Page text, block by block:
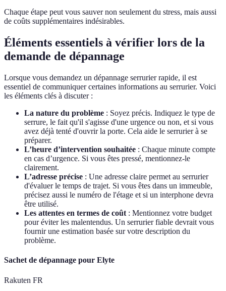
Chaque étape peut vous sauver non seulement du stress, mais aussi
de coûts supplémentaires indésirables.
Éléments essentiels à vérifier lors de la
demande de dépannage
Lorsque vous demandez un dépannage serrurier rapide, il est
essentiel de communiquer certaines informations au serrurier. Voici
les éléments clés à discuter :
La nature du problème : Soyez précis. Indiquez le type de
serrure, le fait qu'il s'agisse d'une urgence ou non, et si vous
avez déjà tenté d'ouvrir la porte. Cela aide le serrurier à se
préparer.
L’heure d’intervention souhaitée : Chaque minute compte
en cas d’urgence. Si vous êtes pressé, mentionnez-le
clairement.
L’adresse précise : Une adresse claire permet au serrurier
d'évaluer le temps de trajet. Si vous êtes dans un immeuble,
précisez aussi le numéro de l'étage et si un interphone devra
être utilisé.
Les attentes en termes de coût : Mentionnez votre budget
pour éviter les malentendus. Un serrurier fiable devrait vous
fournir une estimation basée sur votre description du
problème.
Sachet de dépannage pour Elyte
Rakuten FR